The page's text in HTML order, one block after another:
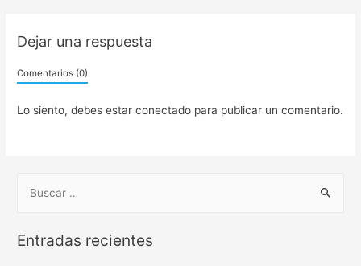
Dejar una respuesta
Comentarios (0)
Lo siento, debes estarconectado para publicar un comentario.
Entradas recientes